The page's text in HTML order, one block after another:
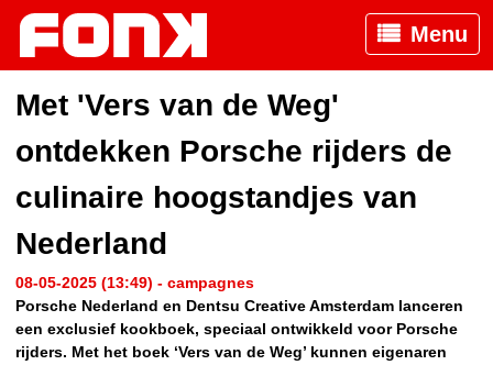
Menu
Met 'Vers van de Weg'
ontdekken Porsche rijders de
culinaire hoogstandjes van
Nederland
08-05-2025 (13:49) - campagnes
Porsche Nederland en Dentsu Creative Amsterdam lanceren
een exclusief kookboek, speciaal ontwikkeld voor Porsche
rijders. Met het boek ‘Vers van de Weg’ kunnen eigenaren